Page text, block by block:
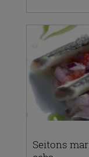
Seitons